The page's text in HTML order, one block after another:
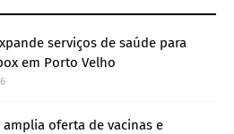
serviços de saúde para
em Porto Velho
oferta de vacinas e